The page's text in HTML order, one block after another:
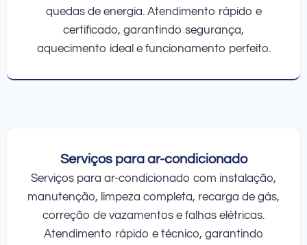
quedas de energia. Atendimento rápido e
certificado, garantindo segurança,
aquecimento ideal e funcionamento perfeito.
Serviços para ar-condicionado
Serviços para ar-condicionado com instalação,
manutenção, limpeza completa, recarga de gás,
correção de vazamentos e falhas elétricas.
Atendimento rápido e técnico, garantindo